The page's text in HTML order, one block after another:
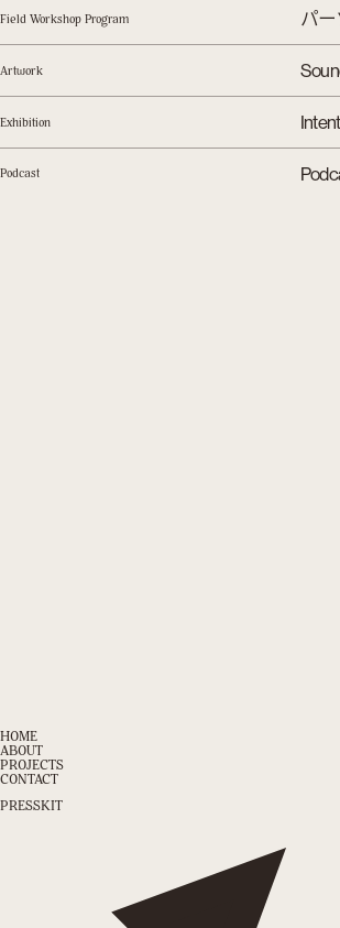
Field Workshop Program パ
Artwork
Exhibition
Podcast
HOME
ABOUT
PROJECTS
CONTACT
PRESSKIT